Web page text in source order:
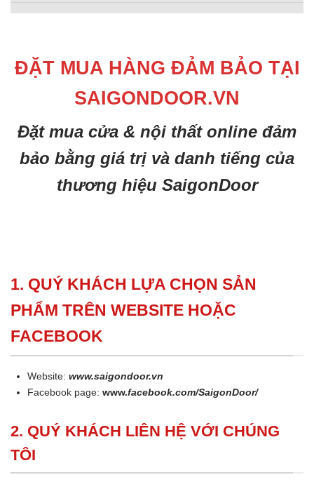
ĐẶT MUA HÀNG ĐẢM BẢO TẠI
SAIGONDOOR.VN
Đặt mua cửa & nội thất online đảm
bảo bằng giá trị và danh tiếng của
thương hiệu SaigonDoor
1. QUÝ KHÁCH LỰA CHỌN SẢN
PHẨM TRÊN WEBSITE HOẶC
FACEBOOK
Website:www.saigondoor.vn
Facebook page:www.facebook.com/SaigonDoor/
2. QUÝ KHÁCH LIÊN HỆ VỚI CHÚNG
TÔI